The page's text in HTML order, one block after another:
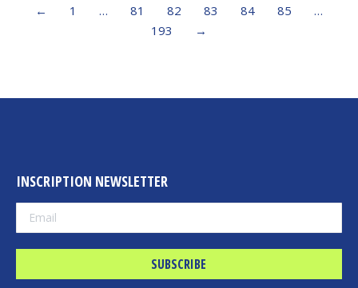
← 1 … 81 82 83 84 85
…
193
→
INSCRIPTION NEWSLETTER